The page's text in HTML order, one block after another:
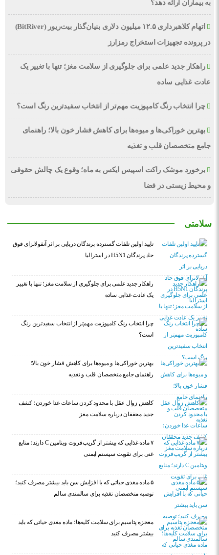
به بیماران ارائه دهد؟
اتهام کلاهبرداری ۱۲.۵ میلیون دلاری بنیان‌گذار بیت‌ریور (BitRiver)
در پرونده تجهیزات استخراج رمزارز
راهکار جدید علمی برای جلوگیری از سلامت مغز؛ تنها با تغییر یک
عادت غذایی ساده
چرا انتخاب رنگ کامپوزیت مهم‌تر از انتخاب سفیدترین رنگ است؟
بهترین خوراکی‌ها و میوه‌ها برای کاهش فشار خون بالا؛ راهنمای
جامع متخصصان قلب و تغذیه
برخورد موشک راکت اسپیس ایکس به ماه؛ وقوع یک چالش حقوقی
و محیط زیستی در فضا
سلامتی
تایید اولین تلفات گسترده پرندگان دریایی بر اثر آنفولانزای فوق
حاد پرندگان H5N1 در استرالیا
راهکار جدید علمی برای جلوگیری از سلامت مغز؛ تنها با تغییر
یک عادت غذایی ساده
چرا انتخاب رنگ کامپوزیت مهم‌تر از انتخاب سفیدترین رنگ
است؟
بهترین خوراکی‌ها و میوه‌ها برای کاهش فشار خون بالا؛
راهنمای جامع متخصصان قلب و تغذیه
کاهش زوال عقل با محدود کردن ساعات غذا خوردن؛ کشف
جدید محققان درباره سلامت مغز
۷ ماده غذایی که بیشتر از گریپ‌فروت ویتامین C دارند؛ منابع
غنی برای تقویت سیستم ایمنی
۵ ماده مغذی حیاتی که با افزایش سن باید بیشتر مصرف کنید؛
توصیه متخصصان تغذیه برای سالمندی سالم
معجزه پتاسیم برای سلامت کلیه‌ها؛ ماده مغذی حیاتی که باید
بیشتر مصرف کنید